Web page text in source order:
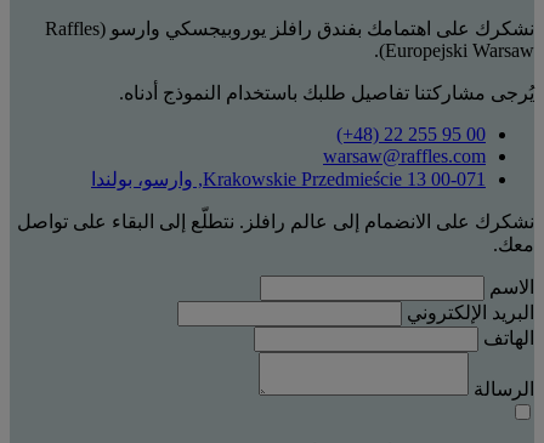
نشكرك على اهتمامك بفندق رافلز يوروبيجسكي وارسو (Raffles
Europejski Warsaw).
يُرجى مشاركتنا تفاصيل طلبك باستخدام النموذج أدناه.
‎(+48) 22 255 95 00‏
warsaw@raffles.com
Krakowskie Przedmieście 13 00-071, وارسو، بولندا
نشكرك على الانضمام إلى عالم رافلز. نتطلّع إلى البقاء على تواصل
معك.
الاسم
البريد الإلكتروني
الهاتف
الرسالة